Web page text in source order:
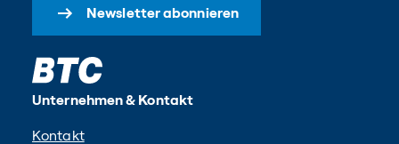
Newsletter abonnieren
Unternehmen & Kontakt
Kontakt